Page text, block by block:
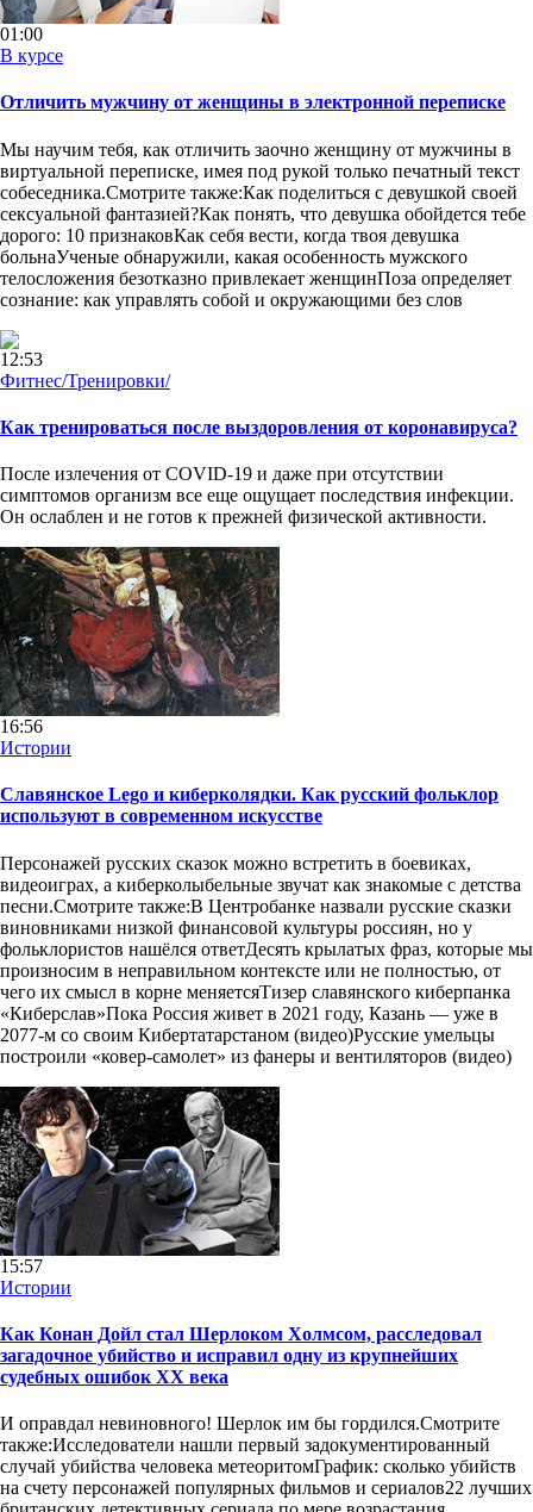
01:00
В курсе
Отличить мужчину от женщины в электронной переписке
Мы научим тебя, как отличить заочно женщину от мужчины в
виртуальной переписке, имея под рукой только печатный текст
собеседника.Смотрите также:Как поделиться с девушкой своей
сексуальной фантазией?Как понять, что девушка обойдется тебе
дорого: 10 признаковКак себя вести, когда твоя девушка
больнаУченые обнаружили, какая особенность мужского
телосложения безотказно привлекает женщинПоза определяет
сознание: как управлять собой и окружающими без слов
12:53
Фитнес/Тренировки/
Как тренироваться после выздоровления от коронавируса?
После излечения от COVID-19 и даже при отсутствии
симптомов организм все еще ощущает последствия инфекции.
Он ослаблен и не готов к прежней физической активности.
16:56
Истории
Славянское Lego и киберколядки. Как русский фольклор
используют в современном искусстве
Персонажей русских сказок можно встретить в боевиках,
видеоиграх, а киберколыбельные звучат как знакомые с детства
песни.Смотрите также:В Центробанке назвали русские сказки
виновниками низкой финансовой культуры россиян, но у
фольклористов нашёлся ответДесять крылатых фраз, которые мы
произносим в неправильном контексте или не полностью, от
чего их смысл в корне меняетсяТизер славянского киберпанка
«Киберслав»Пока Россия живет в 2021 году, Казань — уже в
2077-м со своим Кибертатарстаном (видео)Русские умельцы
построили «ковер-самолет» из фанеры и вентиляторов (видео)
15:57
Истории
Как Конан Дойл стал Шерлоком Холмсом, расследовал
загадочное убийство и исправил одну из крупнейших
судебных ошибок XX века
И оправдал невиновного! Шерлок им бы гордился.Смотрите
также:Исследователи нашли первый задокументированный
случай убийства человека метеоритомГрафик: сколько убийств
на счету персонажей популярных фильмов и сериалов22 лучших